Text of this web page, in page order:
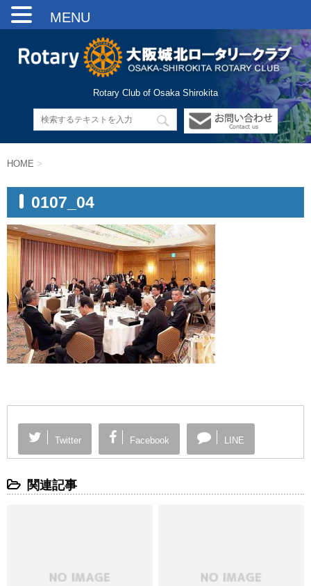
Rotary Club of Osaka Shirokita
HOME >
0107_04
Twitter Facebook LINE
関連記事
MENU